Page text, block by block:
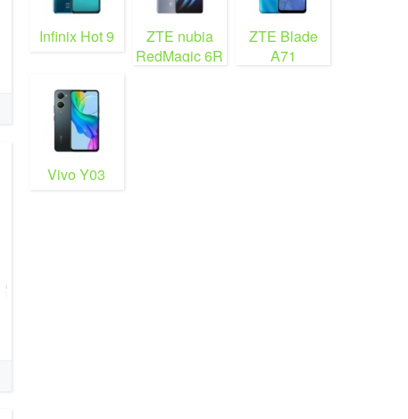
Infinix Hot 9
ZTE nubia
RedMagic 6R
ZTE Blade
A71
Vivo Y03